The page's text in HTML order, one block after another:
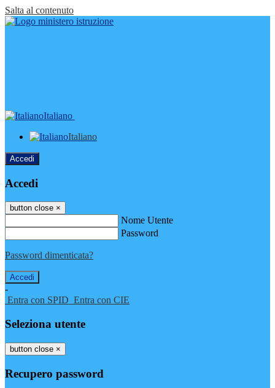
Salta al contenuto
Italiano
Italiano
Accedi
Accedi
button close ×
Nome Utente
Password
Password dimenticata?
-
Entra con SPID Entra con CIE
Seleziona utente
button close ×
Recupero password